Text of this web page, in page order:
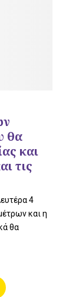
θα
και
τις
4
και η
θα